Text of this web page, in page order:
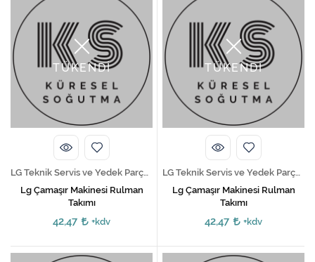
TÜKENDİ
LG Teknik Servis ve Yedek Parça Hizmetleri
Lg Çamaşır Makinesi Rulman
Takımı
42,47 +kdv
TÜKENDİ
LG Teknik Servis ve Yedek Parça Hizmetleri
Lg Çamaşır Makinesi Rulman
Takımı
42,47 +kdv